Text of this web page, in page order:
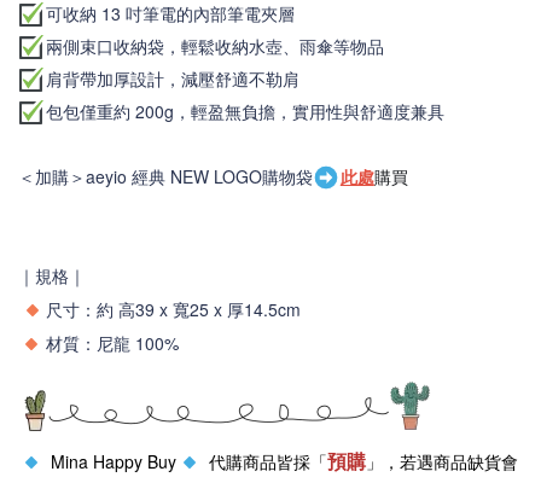
可收納 13 吋筆電的內部筆電夾層
兩側束口收納袋，輕鬆收納水壺、雨傘等物品
肩背帶加厚設計，減壓舒適不勒肩
包包僅重約 200g，輕盈無負擔，實用性與舒適度兼具
＜加購＞aeyio 經典 NEW LOGO購物袋 此處購買
｜規格｜
尺寸：約 高39 x 寬25 x 厚14.5cm
材質：尼龍 100%
Mina Happy Buy 代購商品皆採「預購」，若遇商品缺貨會